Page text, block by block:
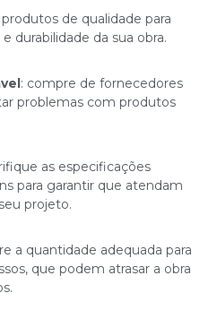
produtos de qualidade para
durabilidade da sua obra.
: compre de fornecedores
problemas com produtos
as especificações
para garantir que atendam
projeto.
a quantidade adequada para
que podem atrasar a obra